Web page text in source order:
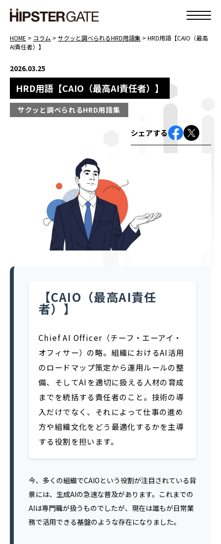
HOME > コラム > サクッと調べられるHRD用語集 > HRD用語【CAIO（最高
AI責任者）】
2026.03.25
HRD用語【CAIO（最高AI責任者）】
サクッと調べられるHRD用語集
シェアする
【CAIO（最高AI責任
者）】
Chief AI Officer（チーフ・エーアイ・
オフィサー）の略。組織におけるAI活用
のロードマップ策定から運用ルールの整
備、そしてAIを適切に扱える人材の育成
までを統括する責任者のこと。技術の導
入だけでなく、それによって仕事の進め
方や組織文化をどう最適化するかを主導
する役割を担います。
今、多くの組織でCAIOという役割が注目されている背
景には、生成AIの急速な普及があります。これまでの
AIは専門職が扱うものでしたが、現在は誰もが日常業
務で活用できる基盤のような存在になりました。